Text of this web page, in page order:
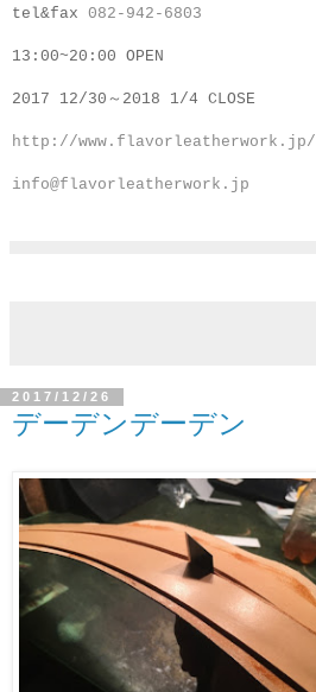
tel&fax 082-942-6803
13:00~20:00 OPEN
2017 12/30～2018 1/4 CLOSE
http://www.flavorleatherwork.jp/
info@flavorleatherwork.jp
2017/12/26
デーデンデーデン